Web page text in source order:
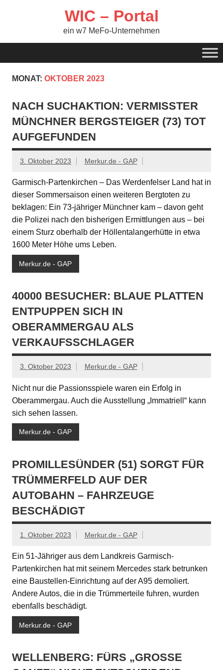
WIC – Portal
ein w7 MeFo-Unternehmen
MONAT: OKTOBER 2023
NACH SUCHAKTION: VERMISSTER
MÜNCHNER BERGSTEIGER (73) TOT
AUFGEFUNDEN
3. Oktober 2023 Merkur.de - GAP
Garmisch-Partenkirchen – Das Werdenfelser Land hat in
dieser Sommersaison einen weiteren Bergtoten zu
beklagen: Ein 73-jähriger Münchner kam – davon geht
die Polizei nach den bisherigen Ermittlungen aus – bei
einem Sturz oberhalb der Höllentalangerhütte in etwa
1600 Meter Höhe ums Leben.
Merkur.de - GAP
40000 BESUCHER: BLAUE PLATTEN
ENTPUPPEN SICH IN
OBERAMMERGAU ALS
VERKAUFSSCHLAGER
3. Oktober 2023 Merkur.de - GAP
Nicht nur die Passionsspiele waren ein Erfolg in
Oberammergau. Auch die Ausstellung „Immatriell“ kann
sich sehen lassen.
Merkur.de - GAP
PROMILLESÜNDER (51) SORGT FÜR
TRÜMMERFELD AUF DER
AUTOBAHN – FAHRZEUGE
BESCHÄDIGT
1. Oktober 2023 Merkur.de - GAP
Ein 51-Jähriger aus dem Landkreis Garmisch-
Partenkirchen hat mit seinem Mercedes stark betrunken
eine Baustellen-Einrichtung auf der A95 demoliert.
Andere Autos, die in die Trümmerteile fuhren, wurden
ebenfalls beschädigt.
Merkur.de - GAP
WELLENBERG: FÜRS „GROSSE G